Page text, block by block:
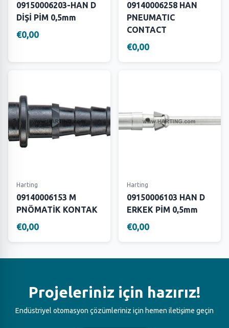
09150006203-HAN D
DİŞİ PİM 0,5mm
€0,00
09140006258 HAN
PNEUMATIC
CONTACT
€0,00
Harting
09140006153 M
PNÖMATİK KONTAK
€0,00
Harting
09150006103 HAN D
ERKEK PİM 0,5mm
€0,00
Projeleriniz için hazırız!
Endüstriyel otomasyon çözümleriniz için hemen iletişime geçin